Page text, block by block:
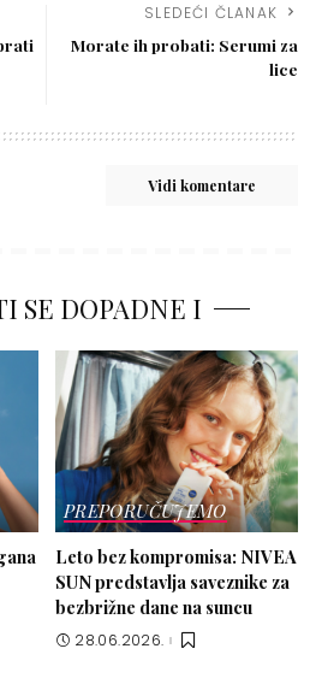
SLEDEĆI ČLANAK
Morate ih probati: Serumi za
lice
Vidi komentare
SE DOPADNE I
PREPORUČUJEMO
Leto bez kompromisa: NIVEA
SUN predstavlja saveznike za
bezbrižne dane na suncu
28.06.2026.